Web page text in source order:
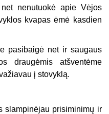
nenutuokė apie Vėjos
kvapas ėmė kasdien
pasibaigė net ir saugaus
draugėmis atšventėme
į stovyklą.
slampinėjau prisiminimų ir